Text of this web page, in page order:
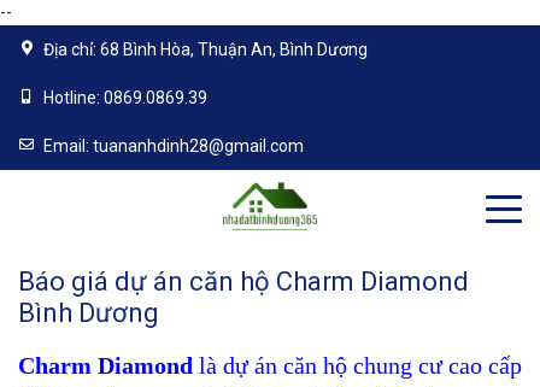
--
Địa chỉ: 68 Bình Hòa, Thuận An, Bình Dương
Hotline: 0869.0869.39
Email: tuananhdinh28@gmail.com
Báo giá dự án căn hộ Charm Diamond
Bình Dương
Charm Diamond là dự án căn hộ chung cư cao cấp